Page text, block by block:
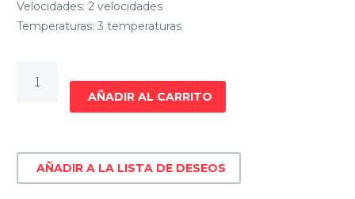
Velocidades: 2 velocidades
Temperaturas: 3 temperaturas
GA.MA
DIAMOND
PINK
220V
cantidad
AÑADIR AL CARRITO
AÑADIR A LA LISTA DE DESEOS